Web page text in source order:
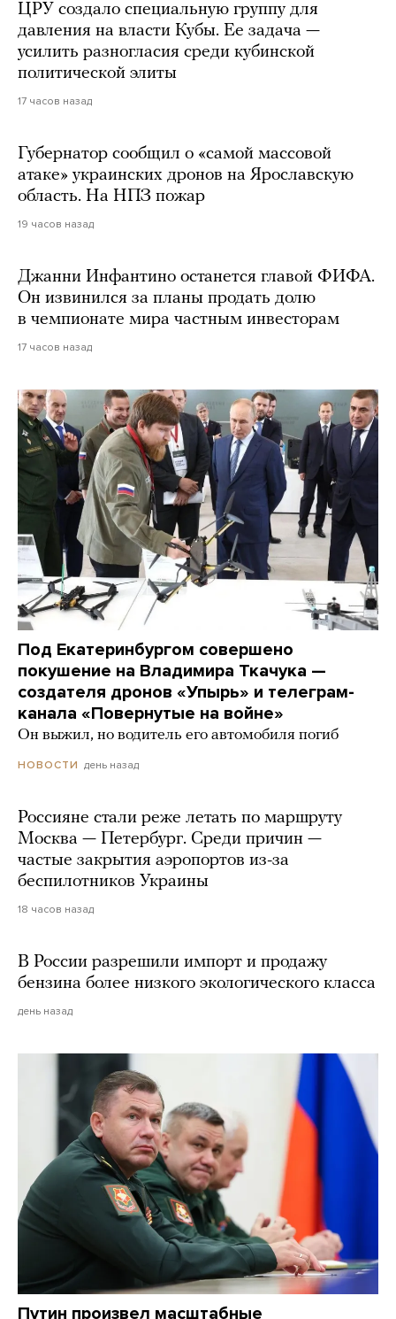
ЦРУ создало специальную группу для
давления на власти Кубы. Ее задача —
усилить разногласия среди кубинской
политической элиты
17 часов назад
Губернатор сообщил о «самой массовой
атаке» украинских дронов на Ярославскую
область. На НПЗ пожар
19 часов назад
Джанни Инфантино останется главой ФИФА.
Он извинился за планы продать долю
в чемпионате мира частным инвесторам
17 часов назад
Под Екатеринбургом совершено
покушение на Владимира Ткачука —
создателя дронов «Упырь» и телеграм-
канала «Повернутые на войне»
Он выжил, но водитель его автомобиля погиб
НОВОСТИ день назад
Россияне стали реже летать по маршруту
Москва — Петербург. Среди причин —
частые закрытия аэропортов из-за
беспилотников Украины
18 часов назад
В России разрешили импорт и продажу
бензина более низкого экологического класса
день назад
Путин произвел масштабные